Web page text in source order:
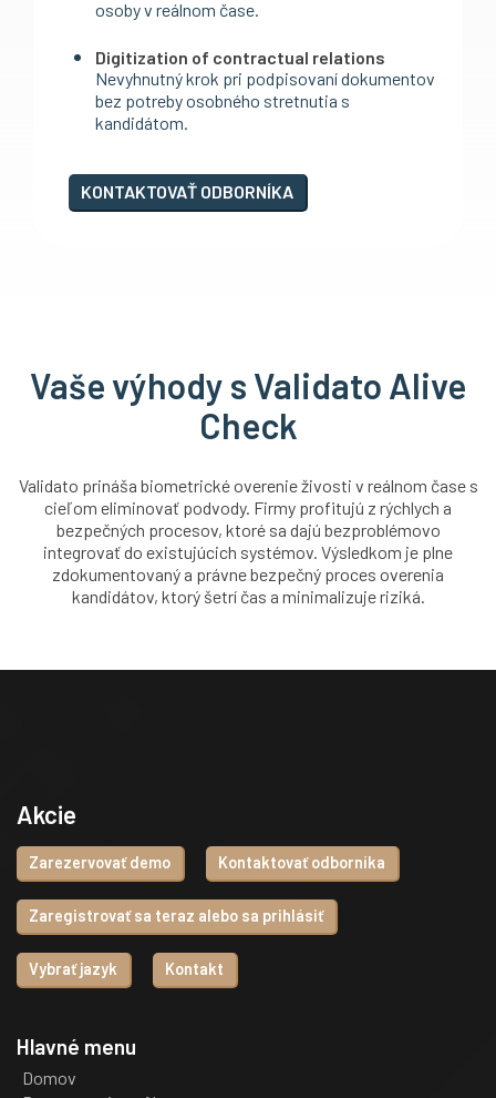
osoby v reálnom čase.
Digitization of contractual relations
Nevyhnutný krok pri podpisovaní dokumentov
bez potreby osobného stretnutia s
kandidátom.
KONTAKTOVAŤ ODBORNÍKA
Vaše výhody s Validato Alive
Check
Validato prináša biometrické overenie živosti v reálnom čase s
cieľom eliminovať podvody. Firmy profitujú z rýchlych a
bezpečných procesov, ktoré sa dajú bezproblémovo
integrovať do existujúcich systémov. Výsledkom je plne
zdokumentovaný a právne bezpečný proces overenia
kandidátov, ktorý šetrí čas a minimalizuje riziká.
Akcie
Zarezervovať demo Kontaktovať odborníka
Zaregistrovať sa teraz alebo sa prihlásiť
Vybrať jazyk Kontakt
Hlavné menu
Domov